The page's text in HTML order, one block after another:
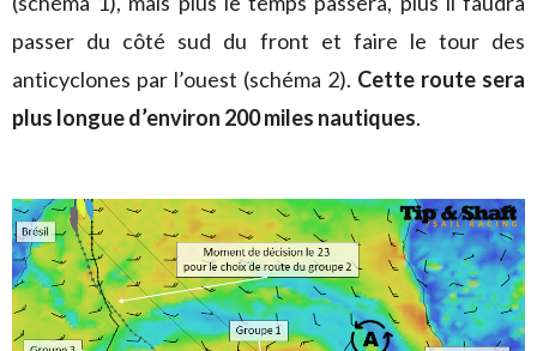
passer du côté sud du front et faire le tour des
anticyclones par l’ouest (schéma 2). Cette route sera
plus longue d’environ 200 miles nautiques.